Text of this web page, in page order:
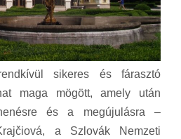
sikeres és fárasztó
maga mögött, amely után
és a megújulásra –
a Szlovák Nemzeti